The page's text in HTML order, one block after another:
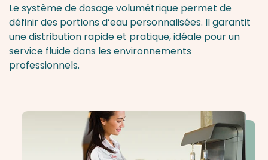
Le système de dosage volumétrique permet de
définir des portions d’eau personnalisées. Il garantit
une distribution rapide et pratique, idéale pour un
service fluide dans les environnements
professionnels.